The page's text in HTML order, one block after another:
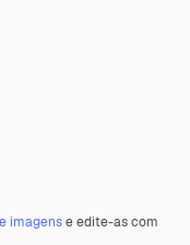
imagense edite-as com